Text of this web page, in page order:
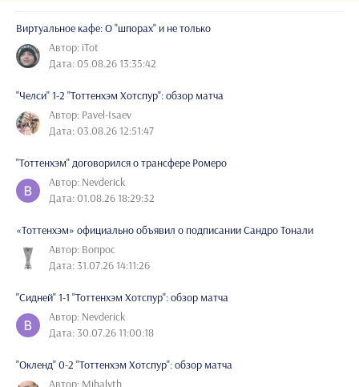
Виртуальное кафе: О "шпорах" и не только
Автор: iTot
Дата: 05.08.26 13:35:42
"Челси" 1-2 "Тоттенхэм Хотспур": обзор матча
Автор: Pavel-Isaev
Дата: 03.08.26 12:51:47
"Тоттенхэм" договорился о трансфере Ромеро
Автор: Nevderick
Дата: 01.08.26 18:29:32
«Тоттенхэм» официально объявил о подписании Сандро Тонали
Автор: Вопрос
Дата: 31.07.26 14:11:26
"Сидней" 1-1 "Тоттенхэм Хотспур": обзор матча
Автор: Nevderick
Дата: 30.07.26 11:00:18
"Окленд" 0-2 "Тоттенхэм Хотспур": обзор матча
Автор: Mihalyth